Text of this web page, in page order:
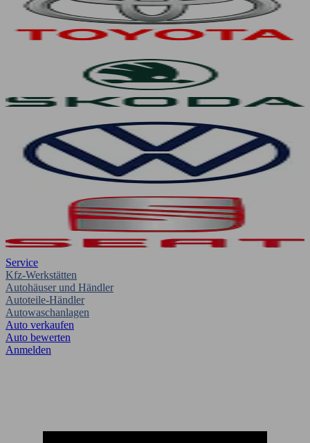
Service
Kfz-Werkstätten
Autohäuser und Händler
Autoteile-Händler
Autowaschanlagen
Auto verkaufen
Auto bewerten
Anmelden